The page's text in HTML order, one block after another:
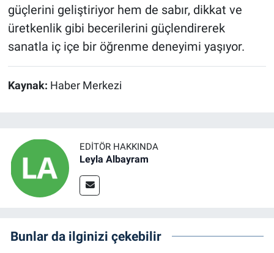
güçlerini geliştiriyor hem de sabır, dikkat ve
üretkenlik gibi becerilerini güçlendirerek
sanatla iç içe bir öğrenme deneyimi yaşıyor.
Kaynak: Haber Merkezi
EDITÖR HAKKINDA
Leyla Albayram
Bunlar da ilginizi çekebilir